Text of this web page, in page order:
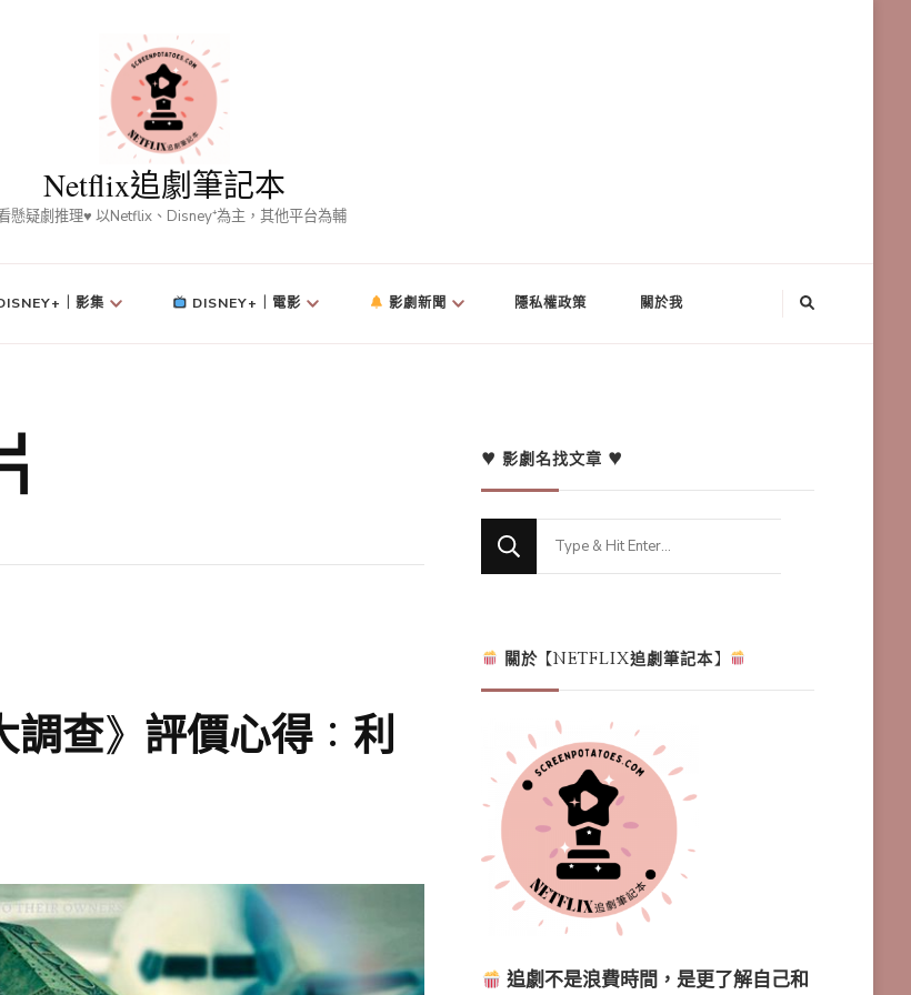
Netflix追劇筆記本
懸疑劇推理♥ 以Netflix、Disney⁺為主，其他平台為輔
｜影集 DISNEY+｜電影 影劇新聞 隱私權政策 關於我
查》評價心得：利
♥ 影劇名找文章 ♥
Looking
關於【NETFLIX追劇筆記本】
追劇不是浪費時間，是更了解自己和